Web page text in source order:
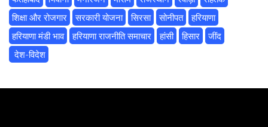
शिक्षा और रोजगार
सरकारी योजना सिरसा सोनीपत
हरियाणा
हरियाणा मंडी भाव
हरियाणा राजनीति समाचार हांसी हिसार
‌जींद
‌ देश-विदेश